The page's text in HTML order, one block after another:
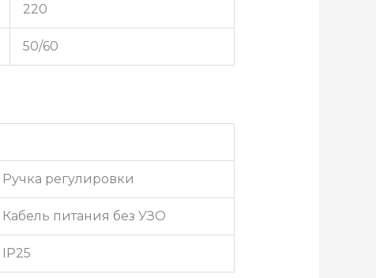
220
50/60
Ручка регулировки
Кабель питания без УЗО
IP25